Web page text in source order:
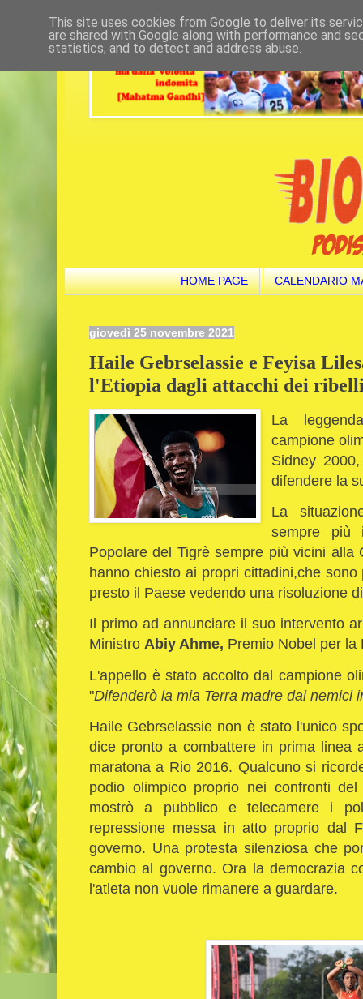
HOME PAGE CALENDARIO
giovedì 25 novembre 2021
Haile Gebrselassie e Feyisa
l'Etiopia dagli attacchi dei
La
campione
Sidney
difendere la
La
sempre più
Popolare del Tigrè sempre più vicini alla
hanno chiesto ai propri cittadini,che
presto il Paese vedendo una risoluzione
Il primo ad annunciare il suo intervento
Ministro Abiy Ahme, Premio Nobel per la
L'appello è stato accolto dal campione
"Difenderò la mia Terra madre dai nemici
Haile Gebrselassie non è stato l'unico
dice pronto a combattere in prima linea
maratona a Rio 2016. Qualcuno si
podio olimpico proprio nei confronti
mostrò a pubblico e telecamere i
repressione messa in atto proprio dal
governo. Una protesta silenziosa che
cambio al governo. Ora la democrazia
l'atleta non vuole rimanere a guardare.
This site uses cookies from Google to deliver its
are shared with Google along with performance and
statistics, and to detect and address abuse.